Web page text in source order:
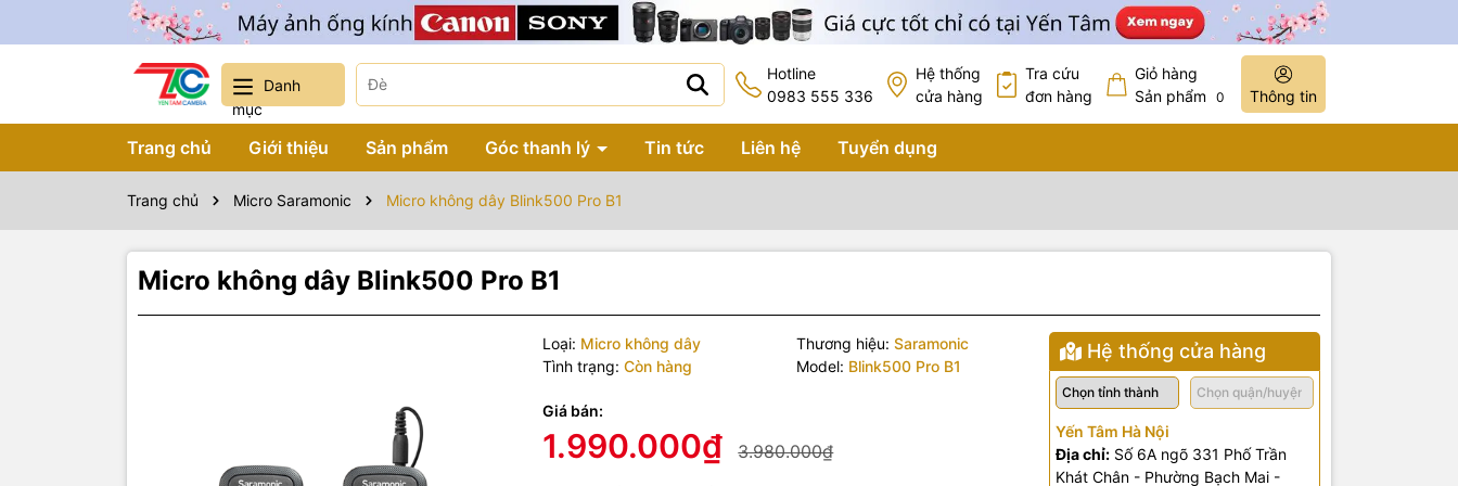
Danh
mục
Hotline
0983 555 336
Hệ thống
cửa hàng
Tra cứu
đơn hàng
Giỏ hàng
Sản phẩm
0 Thông tin
Trang chủ Giới thiệu Sản phẩm Góc thanh lý Tin tức Liên hệ Tuyển dụng
Trang chủ Micro Saramonic Micro không dây Blink500 Pro B1
Micro không dây Blink500 Pro B1
Loại: Micro không dây Thương hiệu: Saramonic
Tình trạng: Còn hàng Model: Blink500 Pro B1
Giá bán:
1.990.000₫ 3.980.000₫
Hệ thống cửa hàng
Yến Tâm Hà Nội
Địa chỉ:Số 6A ngõ 331 Phố Trần
Khát Chân - Phường Bạch Mai -